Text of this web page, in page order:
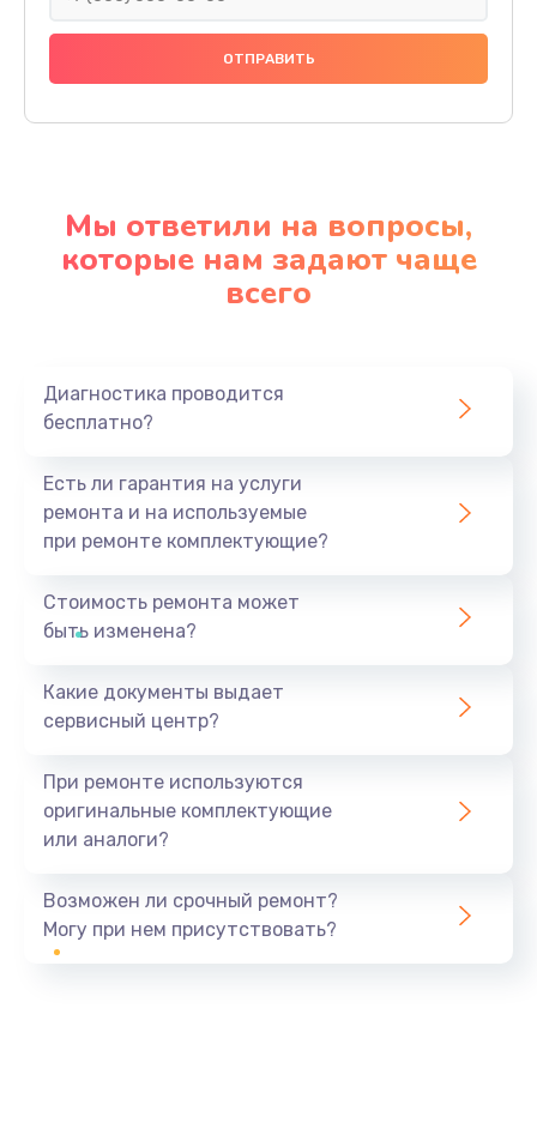
Мы ответили на вопросы,
которые нам задают чаще
всего
Диагностика проводится
бесплатно?
Есть ли гарантия на услуги
ремонта и на используемые
при ремонте комплектующие?
Стоимость ремонта может
быть изменена?
Какие документы выдает
сервисный центр?
При ремонте используются
оригинальные комплектующие
или аналоги?
Возможен ли срочный ремонт?
Могу при нем присутствовать?